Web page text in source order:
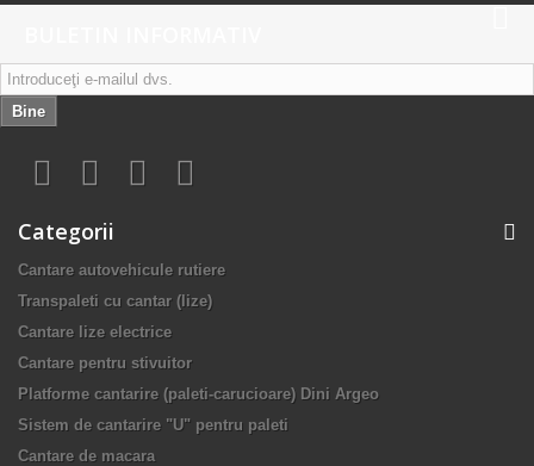
Bine
Categorii
Cantare autovehicule rutiere
Transpaleti cu cantar (lize)
Cantare lize electrice
Cantare pentru stivuitor
Platforme cantarire (paleti-carucioare) Dini Argeo
Sistem de cantarire "U" pentru paleti
Cantare de macara